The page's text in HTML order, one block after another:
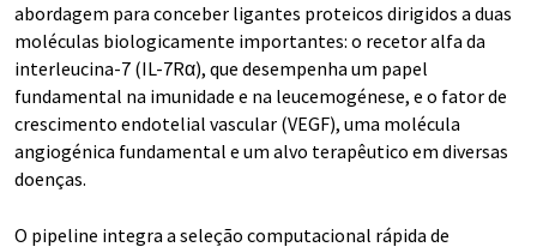
abordagem para conceber ligantes proteicos dirigidos a duas
moléculas biologicamente importantes: o recetor alfa da
interleucina-7 (IL-7Rα), que desempenha um papel
fundamental na imunidade e na leucemogénese, e o fator de
crescimento endotelial vascular (VEGF), uma molécula
angiogénica fundamental e um alvo terapêutico em diversas
doenças.
O pipeline integra a seleção computacional rápida de